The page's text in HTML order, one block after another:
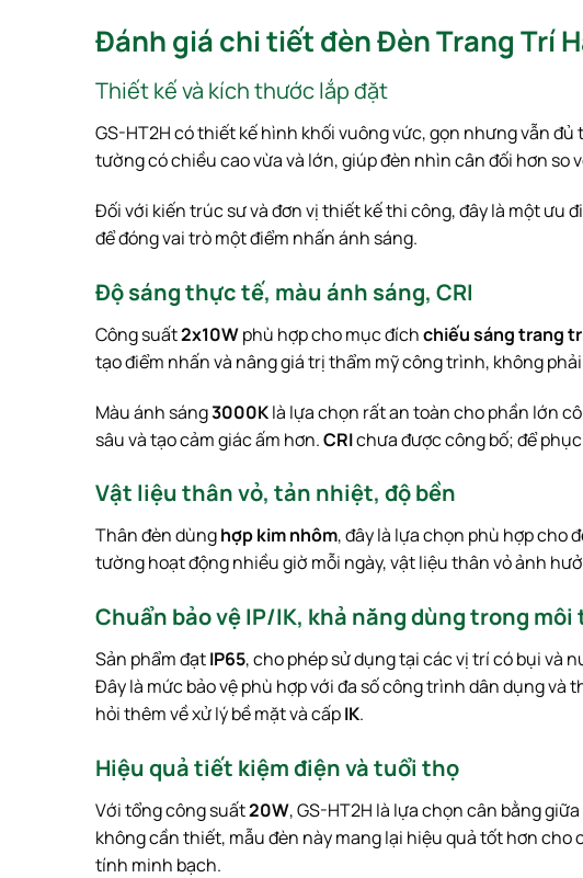
Đánh giá chi tiết đèn Đèn Trang Trí
Thiết kế và kích thước lắp đặt
GS-HT2H có thiết kế hình khối vuông vức, gọn nhưng vẫn
tường có chiều cao vừa và lớn, giúp đèn nhìn cân đối hơn
Đối với kiến trúc sư và đơn vị thiết kế thi công, đây là một ưu
để đóng vai trò một điểm nhấn ánh sáng.
Độ sáng thực tế, màu ánh sáng, CRI
Công suất2x10Wphù hợp cho mục đíchchiếu sáng trang
tạo điểm nhấn và nâng giá trị thẩm mỹ công trình, không
Màu ánh sáng3000Klà lựa chọn rất an toàn cho phần lớn
sâu và tạo cảm giác ấm hơn.CRIchưa được công bố; để
Vật liệu thân vỏ, tản nhiệt, độ bền
Thân đèn dùnghợp kim nhôm, đây là lựa chọn phù hợp cho
tường hoạt động nhiều giờ mỗi ngày, vật liệu thân vỏ ảnh
Chuẩn bảo vệ IP/IK, khả năng dùng trong
Sản phẩm đạtIP65, cho phép sử dụng tại các vị trí có bụi và
Đây là mức bảo vệ phù hợp với đa số công trình dân dụng
hỏi thêm về xử lý bề mặt và cấpIK.
Hiệu quả tiết kiệm điện và tuổi thọ
Với tổng công suất20W, GS-HT2H là lựa chọn cân bằng
không cần thiết, mẫu đèn này mang lại hiệu quả tốt hơn
tính minh bạch.